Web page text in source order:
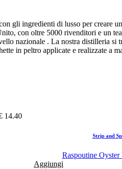
gli ingredienti di lusso per creare
con oltre 5000 rivenditori e un
nazionale . La nostra distilleria si
in peltro applicate e realizzate a
14.40
Strip and
Raspoutine
Aggiungi